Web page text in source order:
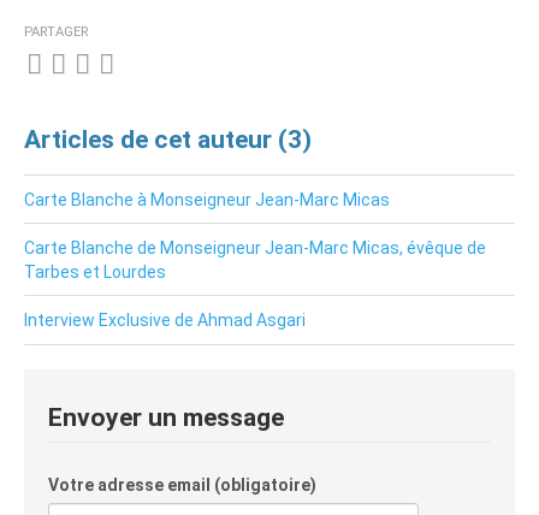
PARTAGER
Articles de cet auteur (3)
Carte Blanche à Monseigneur Jean-Marc Micas
Carte Blanche de Monseigneur Jean-Marc Micas, évêque de
Tarbes et Lourdes
Interview Exclusive de Ahmad Asgari
Envoyer un message
Votre adresse email (obligatoire)